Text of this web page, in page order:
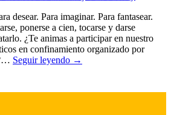
desear. Para imaginar. Para fantasear.
ponerse a cien, tocarse y darse
¿Te animas a participar en nuestro
en confinamiento organizado por
Seguir leyendo →